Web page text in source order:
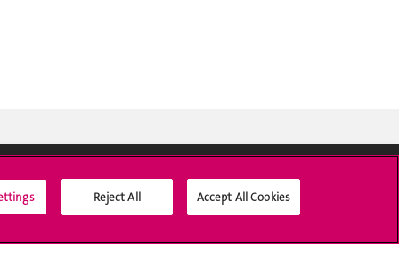
Médias sociaux UNIGE
Reject All Accept All Cookies